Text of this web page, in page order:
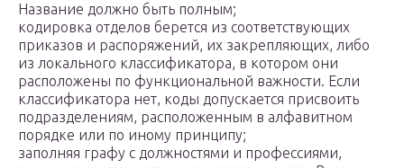
Название должно быть полным;
кодировка отделов берется из соответствующих
приказов и распоряжений, их закрепляющих, либо
из локального классификатора, в котором они
расположены по функциональной важности. Если
классификатора нет, коды допускается присвоить
подразделениям, расположенным в алфавитном
порядке или по иному принципу;
заполняя графу с должностями и профессиями,